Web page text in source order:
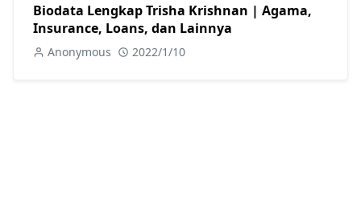
Biodata Lengkap Trisha Krishnan | Agama,
Insurance, Loans, dan Lainnya
Anonymous 2022/1/10